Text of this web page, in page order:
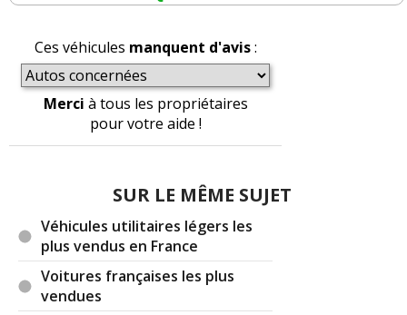
Ces véhicules manquent d'avis:
Merci à tous les propriétaires
pour votre aide !
SUR LE MÊME SUJET
Véhicules utilitaires légers les
plus vendus en France
Voitures françaises les plus
vendues